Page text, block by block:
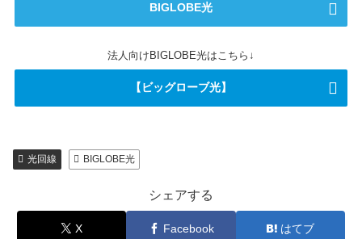
BIGLOBE光
法人向けBIGLOBE光はこちら↓
【ビッグローブ光】
光回線 BIGLOBE光
シェアする
X Facebook はてブ